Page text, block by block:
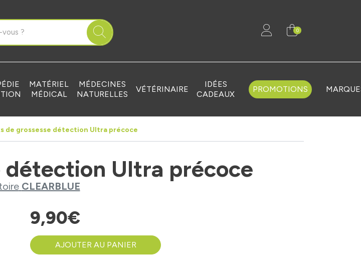
en ligne à votre service
0
MATÉRIEL
MÉDICAL
MÉDECINES
NATURELLES
VÉTÉRINAIRE
IDÉES
CADEAUX
PROMOTIONS
de grossesse détection Ultra précoce
détection Ultra précoce
CLEARBLUE
9,90€
AJOUTER AU PANIER